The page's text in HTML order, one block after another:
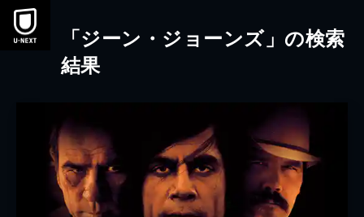
本文へスキップ
「ジーン・ジョーンズ」の検索
結果